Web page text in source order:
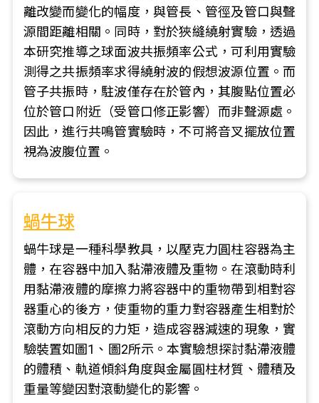
離改變而變化的幅度，與管長、管徑及管口與聲
源間距離相關。同時，對於狹縫繞射實驗，透過
本研究推導之球面波共振頻率公式，可利用實驗
測得之共振頻率求得繞射波的假想波源位置。而
管子共振時，駐波僅存在於管內，其腹點位置必
位於管口附近（受管口修正影響）而非聲源處。
因此，進行共鳴管實驗時，不可將音叉擺放位置
視為波腹位置。
蝸牛球
蝸牛球是一種科學教具，以壓克力圓柱容器為主
體，在容器中加入黏滯液體及重物。在滾動時利
用黏滯液體的摩擦力將容器中的重物帶到相對容
器重心的後方，使重物的重力對容器產生相對於
滾動方向相反的力矩，造成容器減速的現象，實
驗裝置如圖1、圖2所示。本實驗想探討黏滯液體
的體積、軌道傾斜角度與金屬圓柱材質、體積及
重量等變因對滾動變化的影響。